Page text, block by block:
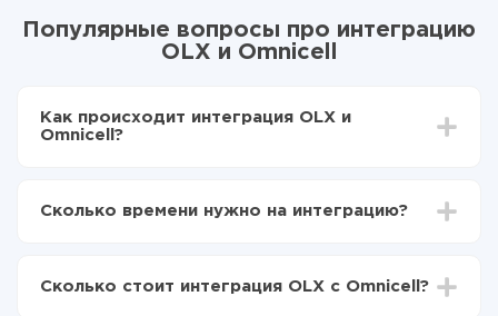
Популярные вопросы про интеграцию
OLX и Omnicell
Как происходит интеграция OLX и
Omnicell?
Выбираете какие данные передавать из OLX в
передаваться из OLX в Omnicell
Сколько времени нужно на интеграцию?
отличаться и составлять от 5-ти до 30-минут. В
Сколько стоит интеграция OLX с Omnicell?